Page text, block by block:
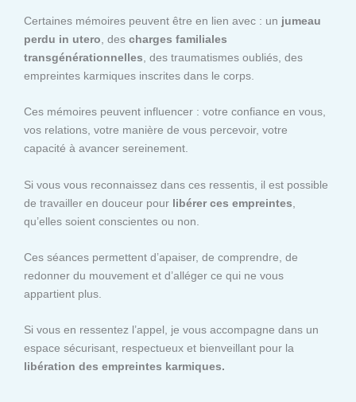
Certaines mémoires peuvent être en lien avec : un jumeau
perdu in utero , des charges familiales
transgénérationnelles , des traumatismes oubliés, des
empreintes karmiques inscrites dans le corps.
Ces mémoires peuvent influencer : votre confiance en vous,
vos relations, votre manière de vous percevoir, votre
capacité à avancer sereinement.
Si vous vous reconnaissez dans ces ressentis, il est possible
de travailler en douceur pour libérer ces empreintes
qu’elles soient conscientes ou non.
Ces séances permettent d’apaiser, de comprendre, de
redonner du mouvement et d’alléger ce qui ne vous
appartient plus.
Si vous en ressentez l’appel, je vous accompagne dans un
espace sécurisant, respectueux et bienveillant pour la
libération des empreintes karmiques.